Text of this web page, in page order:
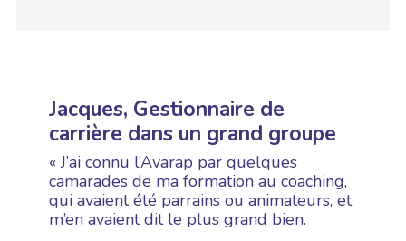
Jacques, Gestionnaire de
carrière dans un grand groupe
« J’ai connu l’Avarap par quelques
camarades de ma formation au coaching,
qui avaient été parrains ou animateurs, et
m’en avaient dit le plus grand bien.